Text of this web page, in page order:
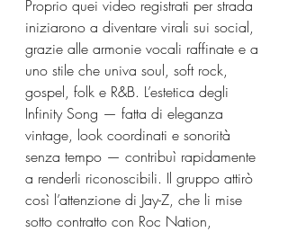
Proprio quei video registrati per strada
iniziarono a diventare virali sui social,
grazie alle armonie vocali raffinate e a
uno stile che univa soul, soft rock,
gospel, folk e R&B. L’estetica degli
Infinity Song — fatta di eleganza
vintage, look coordinati e sonorità
senza tempo — contribuì rapidamente
a renderli riconoscibili. Il gruppo attirò
così l’attenzione di Jay-Z, che li mise
sotto contratto con Roc Nation,